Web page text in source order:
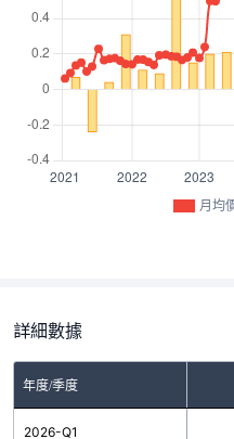
月均
詳細數據
年度/季度
2026-Q1